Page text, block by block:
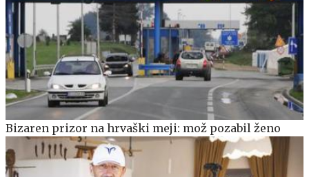
Bizaren prizor na hrvaški meji: mož pozabil ženo